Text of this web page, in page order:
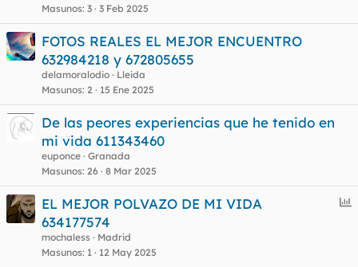
Masunos 3 3 Feb 2025
FOTOS REALES EL MEJOR ENCUENTRO
632984218 y 672805655
delamoralodio
Lleida
Masunos 2 15 Ene 2025
De las peores experiencias que he tenido en
mi vida 611343460
euponce Granada
Masunos 26 8 Mar 2025
E
EL MEJOR POLVAZO DE MI VIDA
634177574
mochaless
Madrid
Masunos 1 12 May 2025